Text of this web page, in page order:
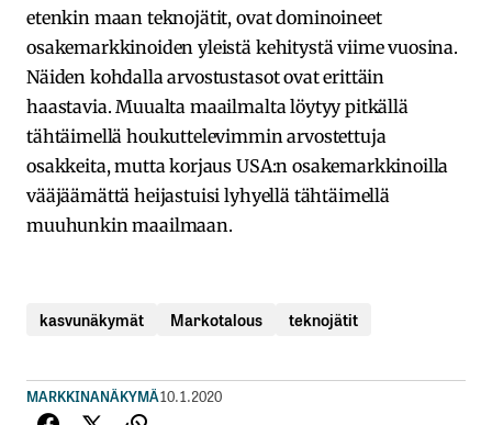
etenkin maan teknojätit, ovat dominoineet
osakemarkkinoiden yleistä kehitystä viime vuosina.
Näiden kohdalla arvostustasot ovat erittäin
haastavia. Muualta maailmalta löytyy pitkällä
tähtäimellä houkuttelevimmin arvostettuja
osakkeita, mutta korjaus USA:n osakemarkkinoilla
vääjäämättä heijastuisi lyhyellä tähtäimellä
muuhunkin maailmaan.
kasvunäkymät Markotalous teknojätit
MARKKINANÄKYMÄ10.1.2020